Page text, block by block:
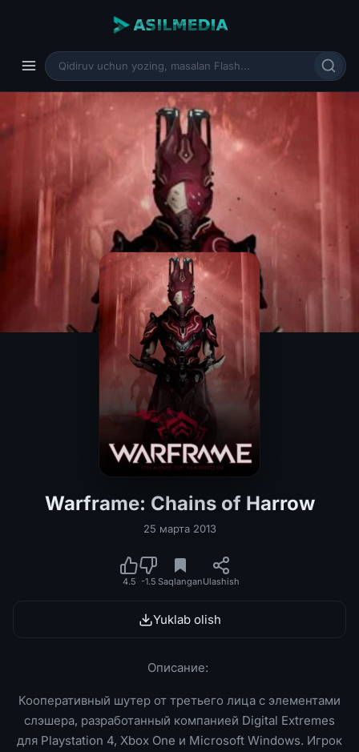
Warframe: Chains of Harrow
25 марта 2013
4.5 -1.5 SaqlanganUlashish
Yuklab olish
Описание:
Кооперативный шутер от третьего лица с элементами
слэшера, разработанный компанией Digital Extremes
для Playstation 4, Xbox One и Microsoft Windows. Игрок